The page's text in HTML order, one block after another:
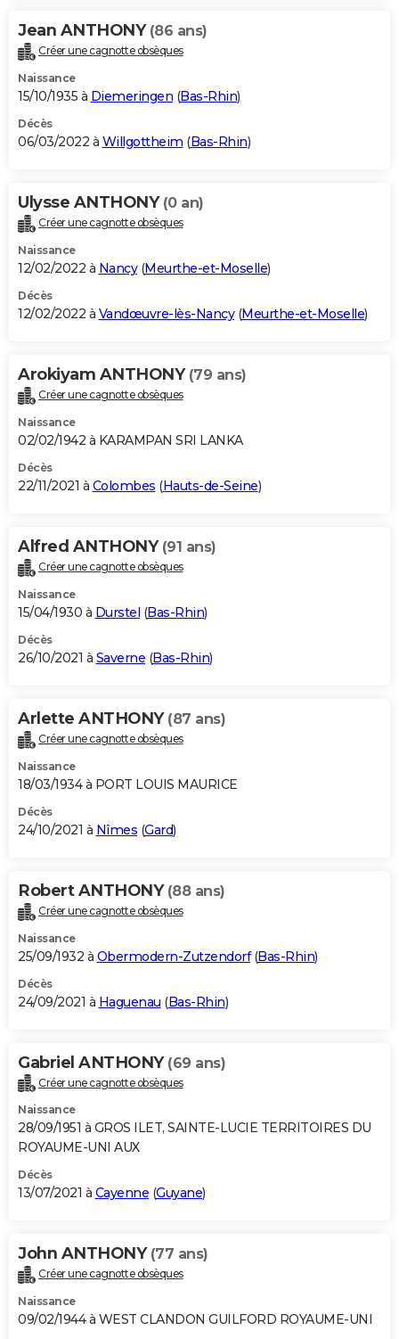
Jean ANTHONY (86 ans)
Créer une cagnotte obsèques
Naissance
15/10/1935 à Diemeringen (Bas-Rhin)
Décès
06/03/2022 à Willgottheim (Bas-Rhin)
Ulysse ANTHONY (0 an)
Créer une cagnotte obsèques
Naissance
12/02/2022 à Nancy(Meurthe-et-Moselle)
Décès
12/02/2022 à Vandœuvre-lès-Nancy(Meurthe-et-Moselle)
Arokiyam ANTHONY (79 ans)
Créer une cagnotte obsèques
Naissance
02/02/1942 à KARAMPAN SRI LANKA
Décès
22/11/2021 à Colombes (Hauts-de-Seine)
Alfred ANTHONY (91 ans)
Créer une cagnotte obsèques
Naissance
15/04/1930 à Durstel (Bas-Rhin)
Décès
26/10/2021 à Saverne (Bas-Rhin)
Arlette ANTHONY (87 ans)
Créer une cagnotte obsèques
Naissance
18/03/1934 à PORT LOUIS MAURICE
Décès
24/10/2021 à Nîmes (Gard)
Robert ANTHONY (88 ans)
Créer une cagnotte obsèques
Naissance
25/09/1932 à Obermodern-Zutzendorf(Bas-Rhin)
Décès
24/09/2021 à Haguenau (Bas-Rhin)
Gabriel ANTHONY (69 ans)
Créer une cagnotte obsèques
Naissance
28/09/1951 à GROS ILET, SAINTE-LUCIE TERRITOIRES DU
ROYAUME-UNI AUX
Décès
13/07/2021 à Cayenne (Guyane)
John ANTHONY (77 ans)
Créer une cagnotte obsèques
Naissance
09/02/1944 à WEST CLANDON GUILFORD ROYAUME-UNI